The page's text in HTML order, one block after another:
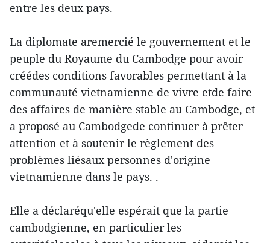
entre les deux pays.
La diplomate aremercié le gouvernement et le
peuple du Royaume du Cambodge pour avoir
créédes conditions favorables permettant à la
communauté vietnamienne de vivre etde faire
des affaires de manière stable au Cambodge, et
a proposé au Cambodgede continuer à prêter
attention et à soutenir le règlement des
problèmes liésaux personnes d'origine
vietnamienne dans le pays. .
Elle a déclaréqu'elle espérait que la partie
cambodgienne, en particulier les